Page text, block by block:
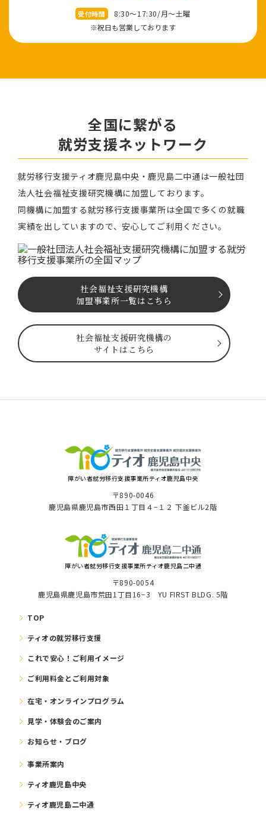
受付時間
8:30～17:30/⽉〜⼟曜
※祝⽇も営業しております
全国に繋がる
就労⽀援ネットワーク
就労移⾏⽀援ティオ⿅児島中央・鹿児島二中通は⼀般社団
法⼈社会福祉⽀援研究機構に加盟しております。
同機構に加盟する就労移⾏⽀援事業所は全国で多くの就職
実績を出していますので、安⼼してご利⽤ください。
社会福祉⽀援研究機構
加盟事業所一覧はこちら
社会福祉⽀援研究機構の
サイトはこちら
障がい者就労移⾏⽀援事業所ティオ⿅児島中央
〒890-0046
⿅児島県⿅児島市⻄⽥１丁⽬４−１２ 下釜ビル2階
障がい者就労移⾏⽀援事業所ティオ鹿児島二中通
〒890-0054
鹿児島県鹿児島市荒田1丁目16−3 YU FIRST BLDG. 5階
TOP
ティオの就労移⾏⽀援
これで安⼼！ご利⽤イメージ
ご利⽤料⾦とご利⽤対象
在宅・オンラインプログラム
⾒学・体験会のご案内
お知らせ・ブログ
事業所案内
ティオ鹿児島中央
ティオ鹿児島二中通